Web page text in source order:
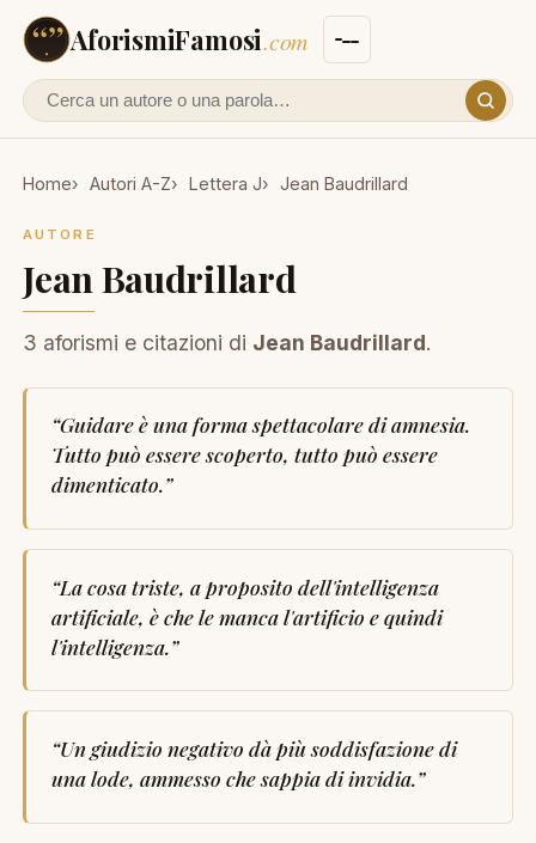
AforismiFamosi.com
Cerca un autore o un aforisma
Home Autori A-Z Lettera J Jean Baudrillard
AUTORE
Jean Baudrillard
3 aforismi e citazioni di Jean Baudrillard.
“Guidare è una forma spettacolare di amnesia.
Tutto può essere scoperto, tutto può essere
dimenticato.”
“La cosa triste, a proposito dell'intelligenza
artificiale, è che le manca l'artificio e quindi
l'intelligenza.”
“Un giudizio negativo dà più soddisfazione di
una lode, ammesso che sappia di invidia.”